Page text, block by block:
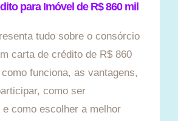
para Imóvel de R$ 860 mil
tudo sobre o consórcio
carta de crédito de R$ 860
funciona, as vantagens,
como ser
e como escolher a melhor